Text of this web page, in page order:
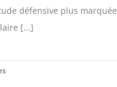
défensive plus marquée
[...]